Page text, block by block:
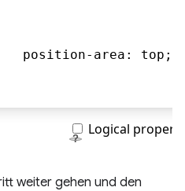
weiter gehen und den